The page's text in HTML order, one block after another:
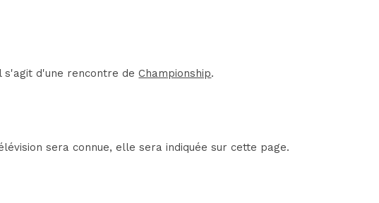
s'agit d'une rencontre deChampionship.
sera connue, elle sera indiquée sur cette page.